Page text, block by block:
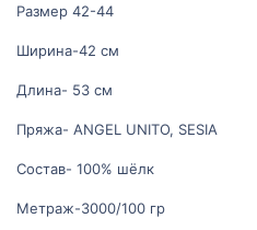
Размер 42-44
Ширина-42 см
Длина- 53 см
Пряжа- ANGEL UNITO, SESIA
Состав- 100% шёлк
Метраж-3000/100 гр